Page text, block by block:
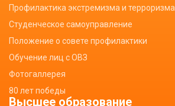
Профилактика экстремизма и терроризма
Студенческое самоуправление
Положение о совете профилактики
Обучение лиц с ОВЗ
Фотогаллерея
80 лет победы
Высшее образование